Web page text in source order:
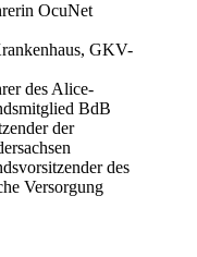
OcuNet
GKV-
des Alice-
BdB
der
des
Versorgung